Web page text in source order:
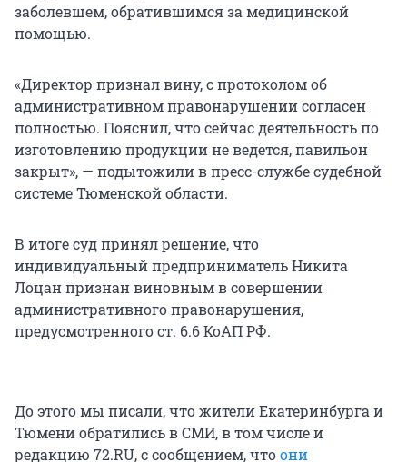
заболевшем, обратившимся за медицинской
помощью.
«Директор признал вину, с протоколом об
административном правонарушении согласен
полностью. Пояснил, что сейчас деятельность по
изготовлению продукции не ведется, павильон
закрыт», — подытожили в пресс-службе судебной
системе Тюменской области.
В итоге суд принял решение, что
индивидуальный предприниматель Никита
Лоцан признан виновным в совершении
административного правонарушения,
предусмотренного ст. 6.6 КоАП РФ.
До этого мы писали, что жители Екатеринбурга и
Тюмени обратились в СМИ, в том числе и
редакцию 72.RU, c сообщением, чтоони